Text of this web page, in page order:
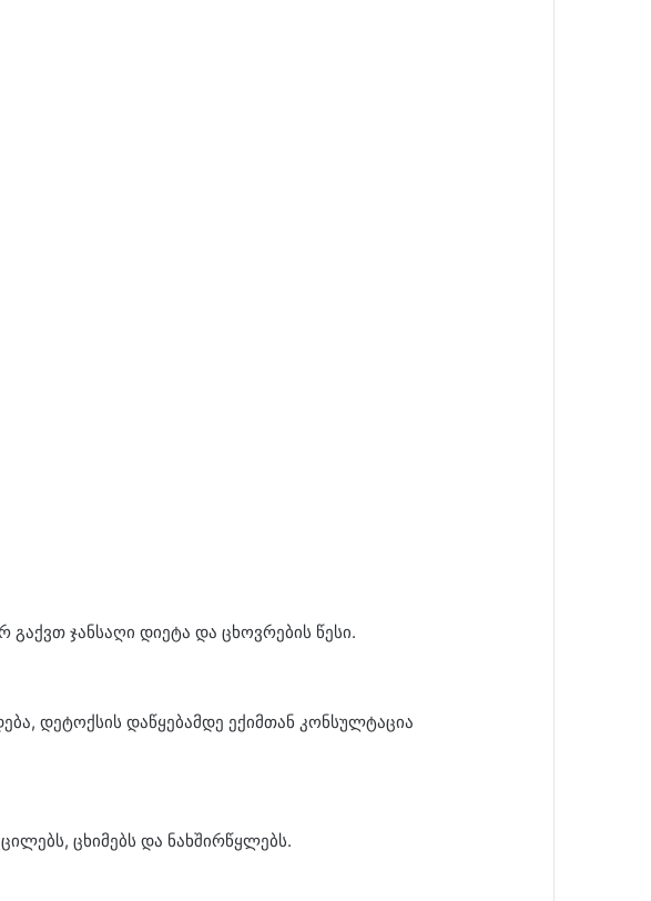
ჯანსაღი დიეტა და ცხოვრების წესი.
დეტოქსის დაწყებამდე ექიმთან კონსულტაცია
ცხიმებს და ნახშირწყლებს.